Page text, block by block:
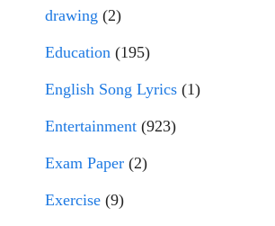
drawing (2)
Education (195)
English Song Lyrics (1)
Entertainment (923)
Exam Paper (2)
Exercise (9)